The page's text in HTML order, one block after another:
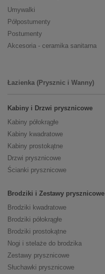
Umywalki
Półpostumenty
Postumenty
Akcesoria - ceramika sanitarna
Łazienka (Prysznic i Wanny)
Kabiny i Drzwi prysznicowe
Kabiny półokrągłe
Kabiny kwadratowe
Kabiny prostokątne
Drzwi prysznicowe
Ścianki prysznicowe
Brodziki i Zestawy prysznicowe
Brodziki kwadratowe
Brodziki półokrągłe
Brodziki prostokątne
Nogi i stelaże do brodzika
Zestawy prysznicowe
Słuchawki prysznicowe